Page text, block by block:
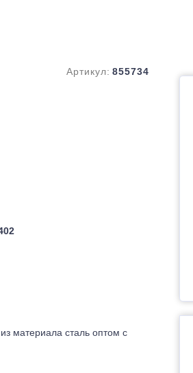
Артикул: 855734
материала сталь оптом с